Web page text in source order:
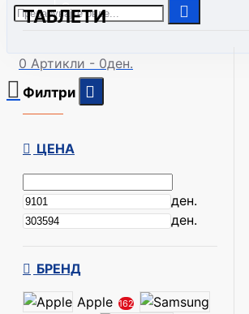
| Сите модели
0 Артикли - 0ден.
ТАБЛЕТИ
Филтри
ЦЕНА
ден.
ден.
БРЕНД
Apple 162